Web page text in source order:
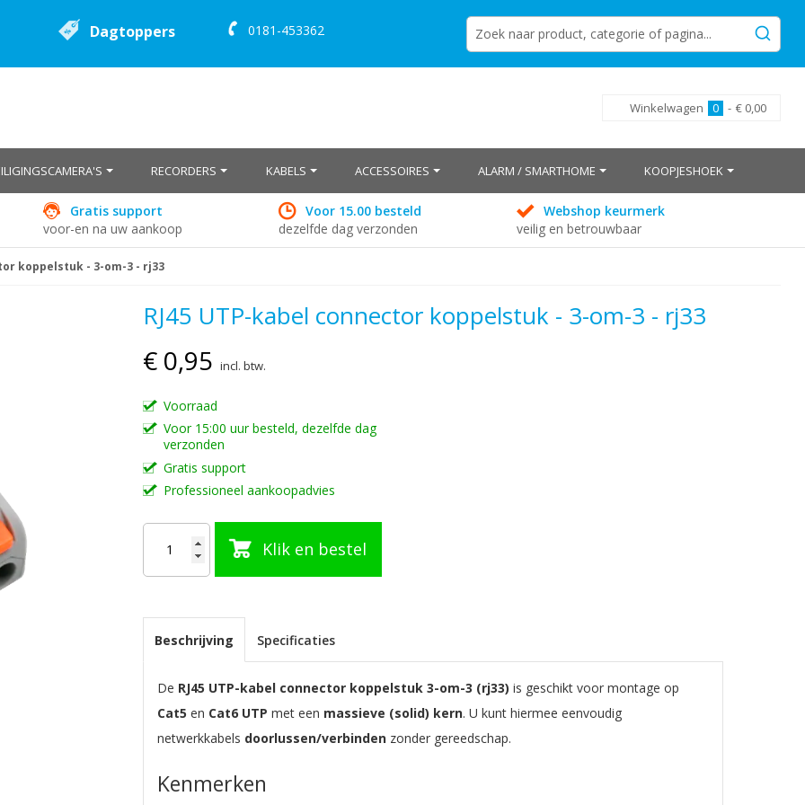
Dagtoppers 0181-453362
Winkelwagen 0 - € 0,00
RECORDERS KABELS ACCESSOIRES ALARM / SMARTHOME KOOPJESHOEK
Gratis support
voor-en na uw aankoop
Voor 15.00 besteld
dezelfde dag verzonden
Webshop keurmerk
veilig en betrouwbaar
koppelstuk - 3-om-3 - rj33
RJ45 UTP-kabel connector koppelstuk - 3-om-3 - rj33
€ 0,95 incl. btw.
Voorraad
Voor 15:00 uur besteld, dezelfde dag
verzonden
Gratis support
Professioneel aankoopadvies
Klik en bestel
Beschrijving
De RJ45 UTP-kabel connector koppelstuk 3-om-3 (rj33) is geschikt voor montage op
Cat5 en Cat6 UTP met een massieve (solid) kern. U kunt hiermee eenvoudig
netwerkkabels doorlussen/verbinden zonder gereedschap.
Kenmerken
Specificaties